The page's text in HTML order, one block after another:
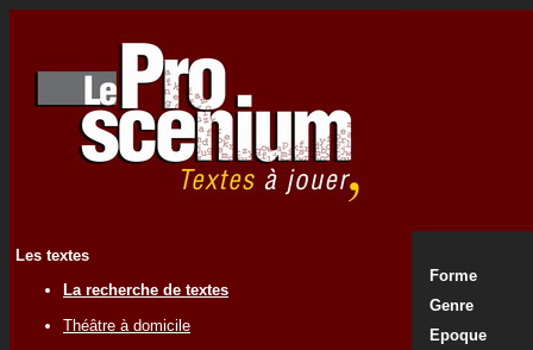
Les textes
La recherche de textes
Théâtre à domicile
Forme
Genre
Epoque